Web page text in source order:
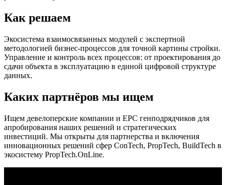
Как решаем
Экосистема взаимосвязанных модулей с экспертной
методологией бизнес-процессов для точной картины стройки.
Управление и контроль всех процессов: от проектирования до
сдачи объекта в эксплуатацию в единой цифровой структуре
данных.
Каких партнёров мы ищем
Ищем девелоперские компании и EPC генподрядчиков для
апробирования наших решений и стратегических
инвестиций. Мы открыты для партнерства и включения
инновационных решений сфер ConTech, PropTech, BuildTech в
экосистему PropTech.OnLine.